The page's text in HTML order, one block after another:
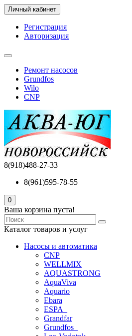
Личный кабинет
Регистрация
Авторизация
Ремонт насосов
Grundfos
Wilo
CNP
8(918)488-27-33
8(961)595-78-55
0
Ваша корзина пуста!
Каталог товаров и услуг
Насосы и автоматика
CNP
WELLMIX
AQUASTRONG
AquaViva
Aquario
Ebara
ESPA_
Grandfar
Grundfos_